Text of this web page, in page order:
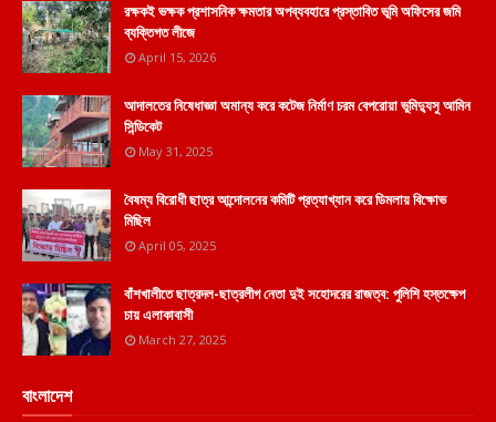
রক্ষকই ভক্ষক প্রশাসনিক ক্ষমতার অপব্যবহারে প্রস্তাবিত ভূমি অফিসের জমি
ব্যক্তিগত লীজে
April 15, 2026
আদালতের নিষেধাজ্ঞা অমান্য করে কটেজ নির্মাণ চরম বেপরোয়া ভুমিদ্যুসু আমিন
সিন্ডিকেট
May 31, 2025
বৈষম্য বিরোধী ছাত্র আন্দোলনের কমিটি প্রত্যাখ্যান করে ডিমলায় বিক্ষোভ
মিছিল
April 05, 2025
বাঁশখালীতে ছাত্রদল-ছাত্রলীগ নেতা দুই সহোদরের রাজত্ব: পুলিশি হস্তক্ষেপ
চায় এলাকাবাসী
March 27, 2025
বাংলাদেশ